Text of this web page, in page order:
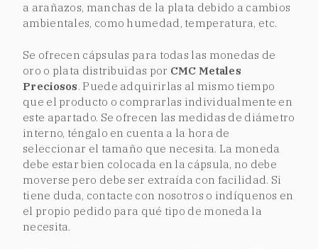
a arañazos, manchas de la plata debido a cambios
ambientales, como humedad, temperatura, etc.
Se ofrecen cápsulas para todas las monedas de
oro o plata distribuidas por CMC Metales
Preciosos. Puede adquirirlas al mismo tiempo
que el producto o comprarlas individualmente en
este apartado. Se ofrecen las medidas de diámetro
interno, téngalo en cuenta a la hora de
seleccionar el tamaño que necesita. La moneda
debe estar bien colocada en la cápsula, no debe
moverse pero debe ser extraída con facilidad. Si
tiene duda, contacte con nosotros o indíquenos en
el propio pedido para qué tipo de moneda la
necesita.